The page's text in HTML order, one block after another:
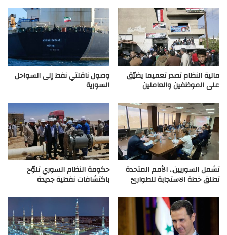
مالية النظام تصدر تعميما يضيّق
على الموظفين والعاملين
وصول ناقلتي نفط إلى السواحل
السورية
تشمل السوريين.. الأمم المتحدة
تطلق خطة الاستجابة للطوارئ
حكومة النظام السوري تلوّح
باكتشافات نفطية جديدة